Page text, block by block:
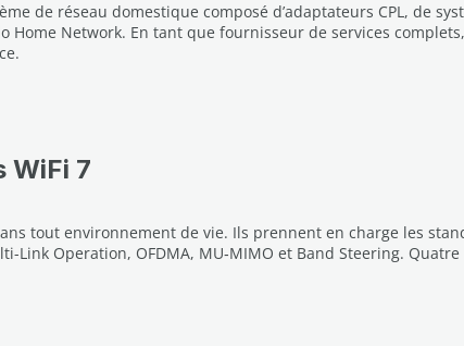
de réseau domestique composé d’adaptateurs CPL, de
Home Network. En tant que fournisseur de services
WiFi 7
tout environnement de vie. Ils prennent en charge les
Operation, OFDMA, MU‑MIMO et Band Steering.